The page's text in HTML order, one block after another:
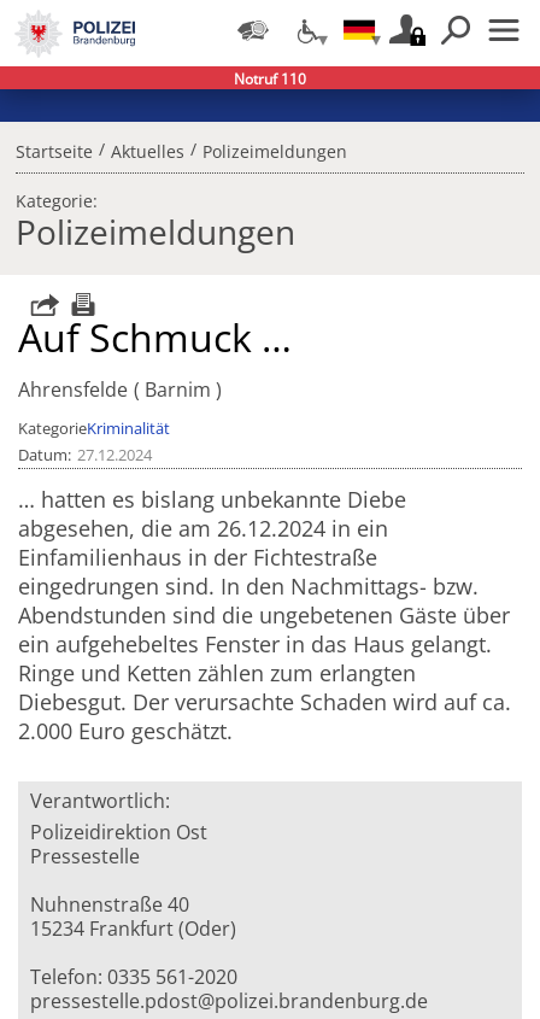
Startseite / Aktuelles / Polizeimeldungen
Kategorie:
Polizeimeldungen
Auf Schmuck …
Ahrensfelde Barnim
KategorieKriminalität
Datum 27.12.2024
… hatten es bislang unbekannte Diebe
abgesehen, die am 26.12.2024 in ein
Einfamilienhaus in der Fichtestraße
eingedrungen sind. In den Nachmittags- bzw.
Abendstunden sind die ungebetenen Gäste über
ein aufgehebeltes Fenster in das Haus gelangt.
Ringe und Ketten zählen zum erlangten
Diebesgut. Der verursachte Schaden wird auf ca.
2.000 Euro geschätzt.
Verantwortlich:
Polizeidirektion Ost
Pressestelle
Nuhnenstraße 40
15234 Frankfurt (Oder)
Telefon: 0335 561-2020
pressestelle.pdost@polizei.brandenburg.de
Notruf 110